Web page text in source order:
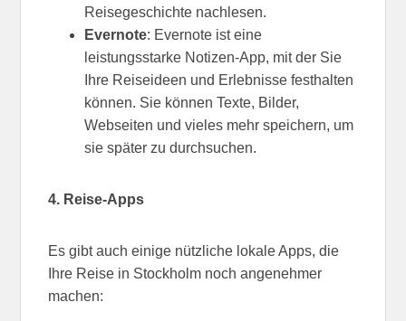
Reisegeschichte nachlesen.
Evernote: Evernote ist eine
leistungsstarke Notizen-App, mit der Sie
Ihre Reiseideen und Erlebnisse festhalten
können. Sie können Texte, Bilder,
Webseiten und vieles mehr speichern, um
sie später zu durchsuchen.
4. Reise-Apps
Es gibt auch einige nützliche lokale Apps, die
Ihre Reise in Stockholm noch angenehmer
machen: